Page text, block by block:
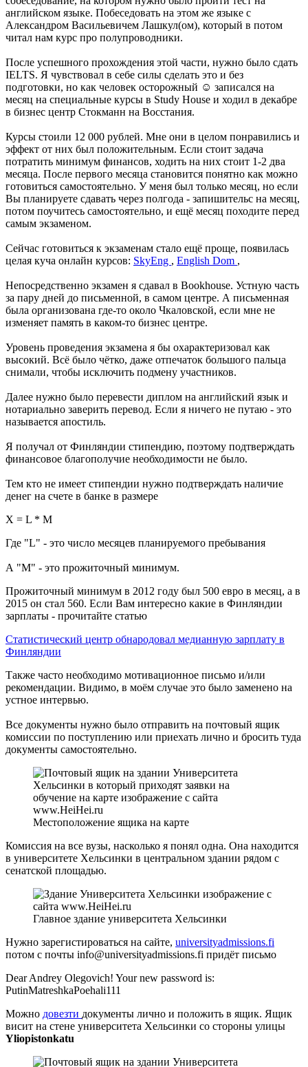
английском языке. Побеседовать на этом же языке с
Александром Васильевичем Лашкул(ом), который в потом
читал нам курс про полупроводники.
После успешного прохождения этой части, нужно было сдать
IELTS. Я чувствовал в себе силы сделать это и без
подготовки, но как человек осторожный ☺ записался на
месяц на специальные курсы в Study House и ходил в декабре
в бизнес центр Стокманн на Восстания.
Курсы стоили 12 000 рублей. Мне они в целом понравились и
эффект от них был положительным. Если стоит задача
потратить минимум финансов, ходить на них стоит 1-2 два
месяца. После первого месяца становится понятно как можно
готовиться самостоятельно. У меня был только месяц, но если
Вы планируете сдавать через полгода - запишительс на месяц,
потом поучитесь самостоятельно, и ещё месяц походите перед
самым экзаменом.
Сейчас готовиться к экзаменам стало ещё проще, появилась
целая куча онлайн курсов: SkyEng , English Dom ,
Непосредственно экзамен я сдавал в Bookhouse. Устную часть
за пару дней до письменной, в самом центре. А письменная
была организована где-то около Чкаловской, если мне не
изменяет память в каком-то бизнес центре.
Уровень проведения экзамена я бы охарактеризовал как
высокий. Всё было чётко, даже отпечаток большого пальца
снимали, чтобы исключить подмену участников.
Далее нужно было перевести диплом на английский язык и
нотариально заверить перевод. Если я ничего не путаю - это
называется апостиль.
Я получал от Финляндии стипендию, поэтому подтверждать
финансовое благополучие необходимости не было.
Тем кто не имеет стипендии нужно подтверждать наличие
денег на счете в банке в размере
X = L * M
Где "L" - это число месяцев планируемого пребывания
А "M" - это прожиточный минимум.
Прожиточный минимум в 2012 году был 500 евро в месяц, а в
2015 он стал 560. Если Вам интересно какие в Финляндии
зарплаты - прочитайте статью
Статистический центр обнародовал медианную зарплату в
Финляндии
Также часто необходимо мотивационное письмо и/или
рекомендации. Видимо, в моём случае это было заменено на
устное интервью.
Все документы нужно было отправить на почтовый ящик
комиссии по поступлению или приехать лично и бросить туда
документы самостоятельно.
Местоположение ящика на карте
Комиссия на все вузы, насколько я понял одна. Она находится
в университете Хельсинки в центральном здании рядом с
сенатской площадью.
Главное здание университета Хельсинки
Нужно зарегистироваться на сайте, universityadmissions.fi
потом с почты info@universityadmissions.fi придёт письмо
Dear Andrey Olegovich! Your new password is:
PutinMatreshkaPoehali111
Можно довезти документы лично и положить в ящик. Ящик
висит на стене университета Хельсинки со стороны улицы
Yliopistonkatu